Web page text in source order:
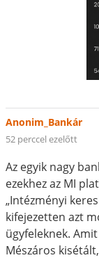
Anonim_Bankár
52 perccel ezelőtt
Az egyik nagy
ezekhez az MI
„Intézményi
kifejezetten azt
ügyfeleknek.
Mészáros